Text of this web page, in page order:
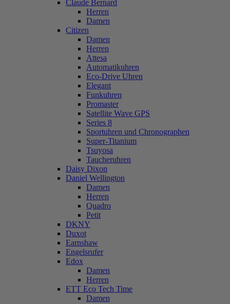
Claude Bernard
Herren
Damen
Citizen
Damen
Herren
Attesa
Automatikuhren
Eco-Drive Uhren
Elegant
Funkuhren
Promaster
Satellite Wave GPS
Series 8
Sportuhren und Chronographen
Super-Titanium
Tsuyosa
Taucheruhren
Daisy Dixon
Daniel Wellington
Damen
Herren
Quadro
Petit
DKNY
Duxot
Earnshaw
Engelsrufer
Edox
Damen
Herren
ETT Eco Tech Time
Damen